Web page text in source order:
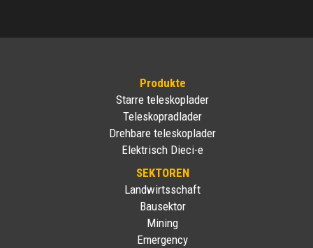
Produkte
Starre teleskoplader
Teleskopradlader
Drehbare teleskoplader
Elektrisch Dieci-e
SEKTOREN
Landwirtsschaft
Bausektor
Mining
Emergency